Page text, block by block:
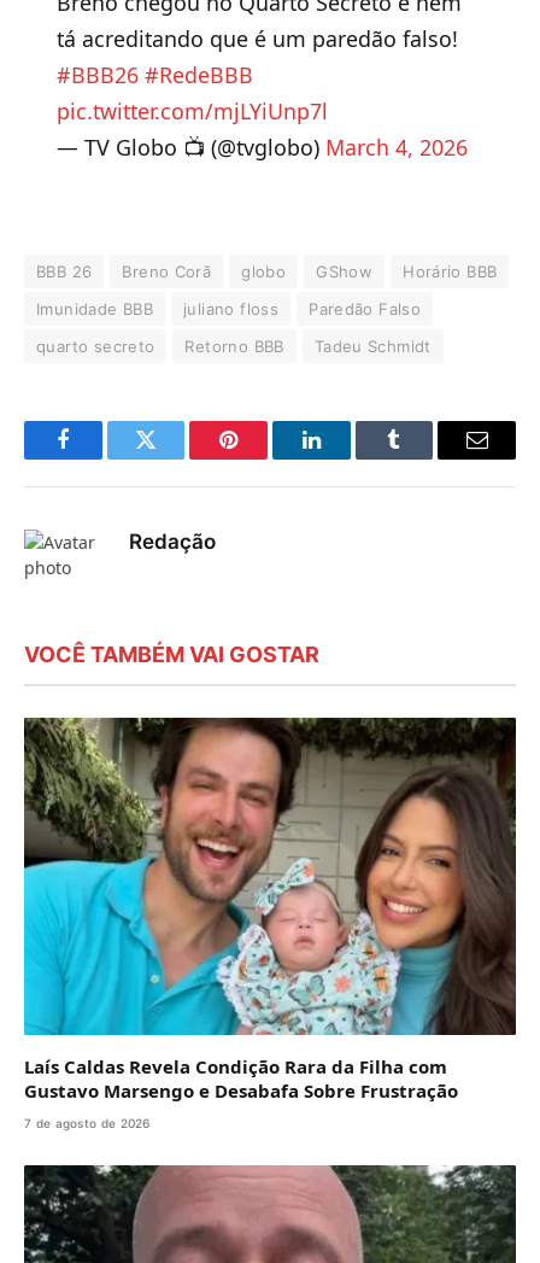
tá acreditando que é um paredão falso!
#BBB26 #RedeBBB
pic.twitter.com/mjLYiUnp7l
— TV Globo 📺 (@tvglobo) March 4, 2026
BBB 26 Breno Corã globo GShow
Horário BBB
Imunidade BBB
juliano floss
Paredão Falso
quarto secreto
Retorno BBB Tadeu Schmidt
FacebookTwitter Pinterest LinkedInTumblr
E-
Redação
VOCÊ TAMBÉM VAI GOSTAR
Laís Caldas Revela Condição Rara da Filha com
Gustavo Marsengo e Desabafa Sobre Frustração
7 de agosto de 2026